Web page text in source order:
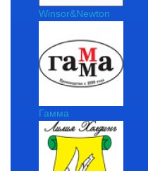
Winsor&Newton
Гамма